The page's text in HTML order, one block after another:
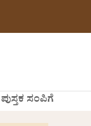
ಪುಸ್ತಕ ಸಂಪಿಗೆ